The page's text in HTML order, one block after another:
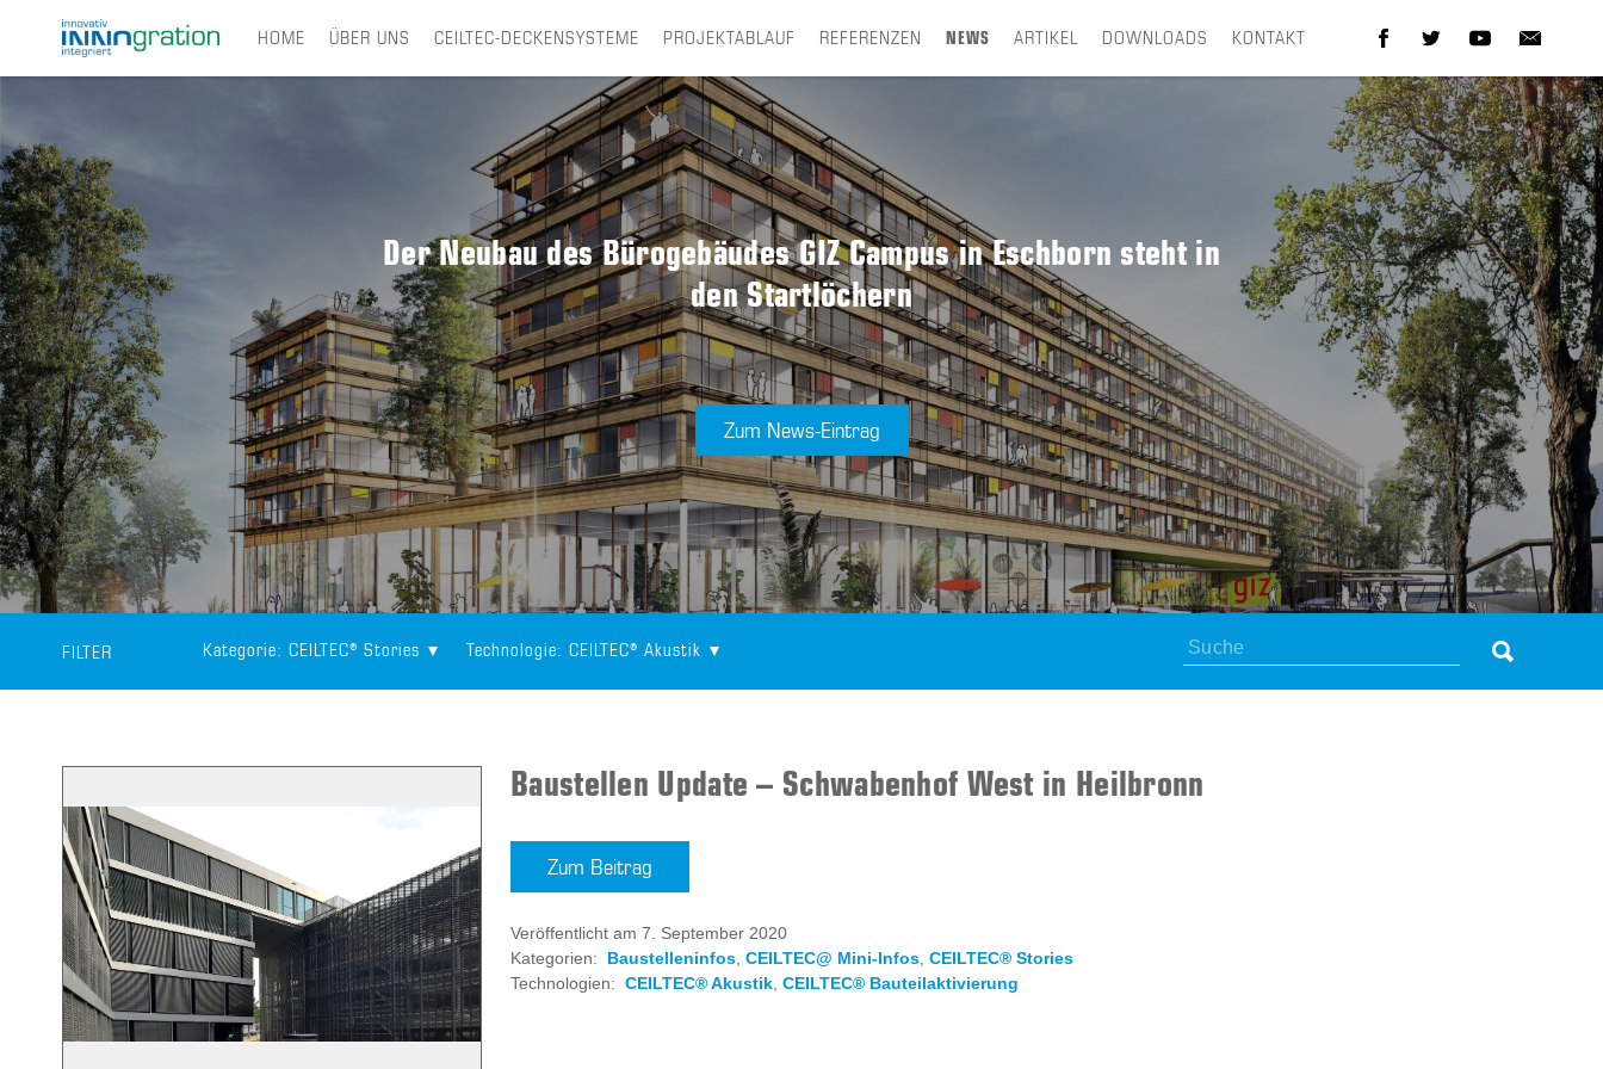
main
content
HOME ÜBER UNS CEILTEC-DECKENSYSTEME PROJEKTABLAUF REFERENZEN NEWS ARTIKEL DOWNLOADS KONTAKT
Der Neubau des Bürogebäudes GIZ Campus in Eschborn steht in
den Startlöchern
Zum News-Eintrag
FILTER Kategorie: CEILTEC® Stories Technologie: CEILTEC® Akustik Suchen
Baustellen Update – Schwabenhof West in Heilbronn
Zum Beitrag
Veröffentlicht am 7. September 2020
Kategorien:
Baustelleninfos, CEILTEC@ Mini-Infos, CEILTEC® Stories
Technologien: CEILTEC® Akustik, CEILTEC® Bauteilaktivierung